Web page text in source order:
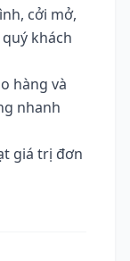
cởi mở,
khách
hàng và
nhanh
giá trị đơn